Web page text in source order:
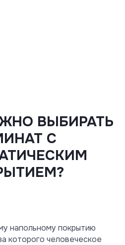
ВЫБИРАТЬ
С
напольному покрытию
которого человеческое